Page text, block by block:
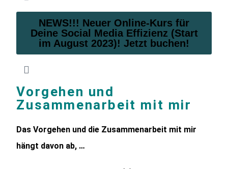
NEWS!!! Neuer Online-Kurs für
Deine Social Media Effizienz (Start
im August 2023)! Jetzt buchen!
Vorgehen und
Zusammenarbeit mit mir
Das Vorgehen und die Zusammenarbeit mit mir
hängt davon ab, …